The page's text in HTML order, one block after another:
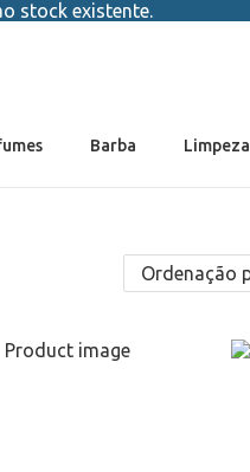
stock existente.
Barba Limpeza